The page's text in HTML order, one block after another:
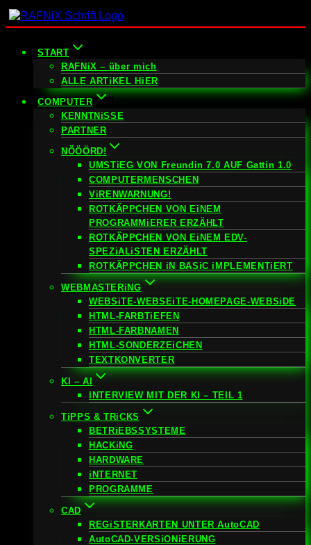
Zum
Inhalt
START
RAFNiX – über mich
ALLE ARTiKEL HiER
COMPUTER
KENNTNiSSE
PARTNER
NÖÖÖRD!
UMSTiEG VON Freundin 7.0 AUF Gattin 1.0
COMPUTERMENSCHEN
ViRENWARNUNG!
ROTKÄPPCHEN VON EiNEM
PROGRAMMiERER ERZÄHLT
ROTKÄPPCHEN VON EiNEM EDV-
SPEZiALiSTEN ERZÄHLT
ROTKÄPPCHEN iN BASiC iMPLEMENTiERT
WEBMASTERiNG
WEBSiTE-WEBSEiTE-HOMEPAGE-WEBSiDE
HTML-FARBTiEFEN
HTML-FARBNAMEN
HTML-SONDERZEiCHEN
TEXTKONVERTER
KI – AI
INTERVIEW MIT DER KI – TEIL 1
TiPPS & TRiCKS
BETRiEBSSYSTEME
HACKiNG
HARDWARE
iNTERNET
PROGRAMME
CAD
REGiSTERKARTEN UNTER AutoCAD
AutoCAD-VERSiONiERUNG